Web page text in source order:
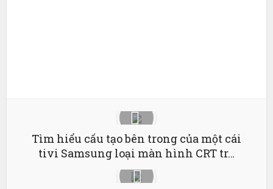
Tìm hiểu cấu tạo bên trong của một cái
tivi Samsung loại màn hình CRT tr…